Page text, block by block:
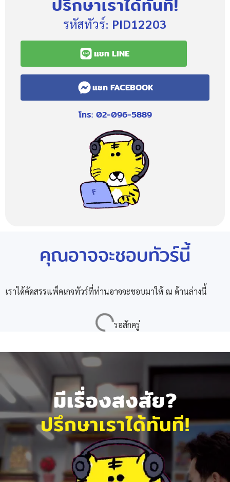
รหัสทัวร์: PID12203
แชท LINE
แชท FACEBOOK
โทร: 02-096-5889
คุณอาจจะชอบทัวร์นี้
เราได้คัดสรรแพ็คเกจทัวร์ที่ท่านอาจจะชอบมาให้ ณ ด้านล่างนี้
มีเรื่องสงสัย?
ปรึกษาเราได้ทันที!